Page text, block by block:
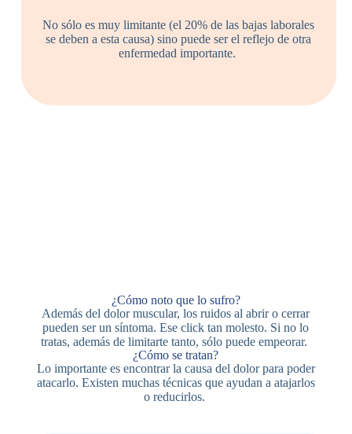
No sólo es muy limitante (el 20% de las bajas laborales
se deben a esta causa) sino puede ser el reflejo de otra
enfermedad importante.
¿Cómo noto que lo sufro?
Además del dolor muscular, los ruidos al abrir o cerrar
pueden ser un síntoma. Eseclick tan molesto. Si no lo
tratas, además de limitarte tanto, sólo puede empeorar.
¿Cómo se tratan?
Lo importante es encontrar la causa del dolor para poder
atacarlo. Existen muchas técnicas que ayudan a atajarlos
o reducirlos.